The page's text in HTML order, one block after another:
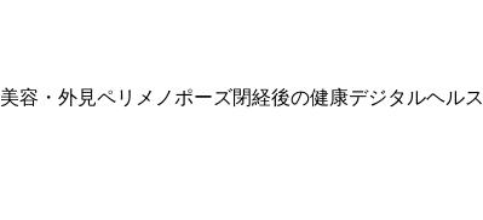
美容・外見ペリメノポーズ閉経後の健康デジタルヘルス